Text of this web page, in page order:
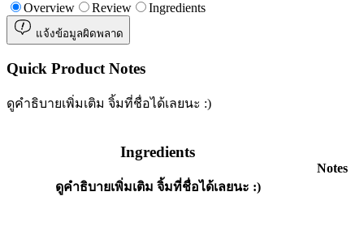
Overview
Review Ingredients
แจ้งข้อมูลผิดพลาด
Quick Product Notes
ดูคำธิบายเพิ่มเติม จิ้มที่ชื่อได้เลยนะ :)
Ingredients
ดูคำธิบายเพิ่มเติม จิ้มที่ชื่อได้เลยนะ :)
Notes